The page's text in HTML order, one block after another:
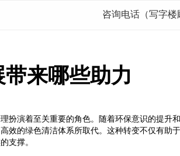
咨询电话（写字
来哪些助力
扮演着至关重要的角色。随着环保意识的提升
效的绿色清洁体系所取代。这种转变不仅有助
支撑。